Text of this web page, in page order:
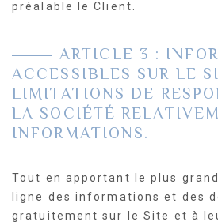
préalable le Client.
ARTICLE 3 :
ACCESSIBLES SUR LE
LIMITATIONS DE
LA SOCIÉTÉ
INFORMATIONS.
Tout en apportant le plus
ligne des informations et des
gratuitement sur le Site et à